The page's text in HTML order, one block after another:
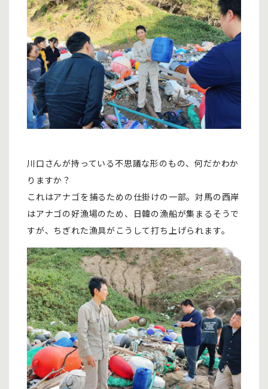
川口さんが持っている不思議な形のもの、何だかわか
りますか？
これはアナゴを捕るための仕掛けの一部。対馬の西岸
はアナゴの好漁場のため、日韓の漁船が集まるそうで
すが、ちぎれた漁具がこうして打ち上げられます。